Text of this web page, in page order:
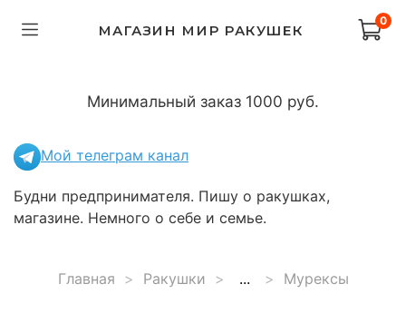
МАГАЗИН МИР РАКУШЕК
0
Минимальный заказ 1000 руб.
Мой телеграм канал
Будни предпринимателя. Пишу о ракушках,
магазине. Немного о себе и семье.
Главная Ракушки ... Мурексы